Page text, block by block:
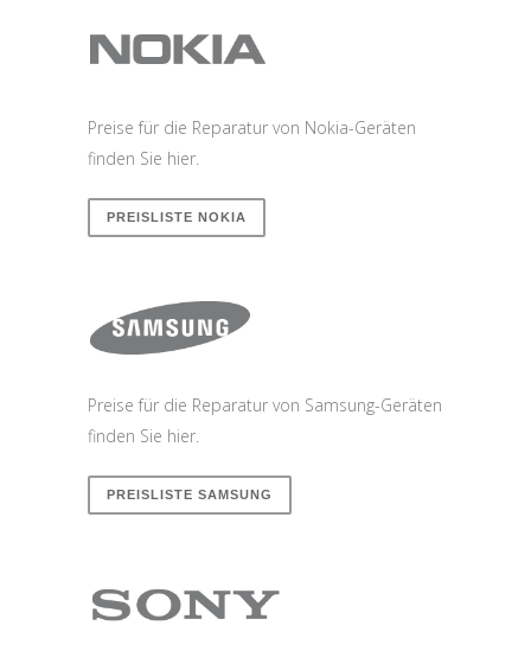
Preise für die Reparatur von Nokia-Geräten
finden Sie hier.
PREISLISTE NOKIA
Preise für die Reparatur von Samsung-Geräten
finden Sie hier.
PREISLISTE SAMSUNG